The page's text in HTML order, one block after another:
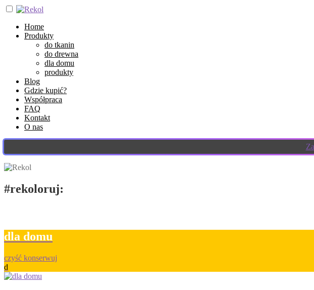
Home
Produkty
do tkanin
do drewna
dla domu
produkty
Blog
Gdzie kupić?
Współpraca
FAQ
Kontakt
O nas
#rekoloruj:
dla domu
czyść konserwuj
d